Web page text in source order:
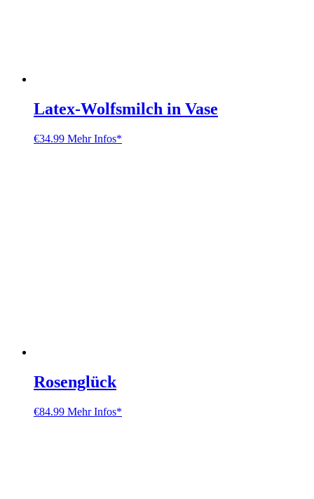
Latex-Wolfsmilch in Vase
€34.99 Mehr Infos*
Rosenglück
€84.99 Mehr Infos*